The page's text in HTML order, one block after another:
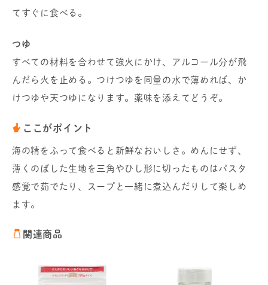
てすぐに食べる。
つゆ
すべての材料を合わせて強火にかけ、アルコール分が飛
んだら火を止める。つけつゆを同量の水で薄めれば、か
けつゆや天つゆになります。薬味を添えてどうぞ。
ここがポイント
海の精をふって食べると新鮮なおいしさ。めんにせず、
薄くのばした生地を三角やひし形に切ったものはパスタ
感覚で茹でたり、スープと一緒に煮込んだりして楽しめ
ます。
関連商品